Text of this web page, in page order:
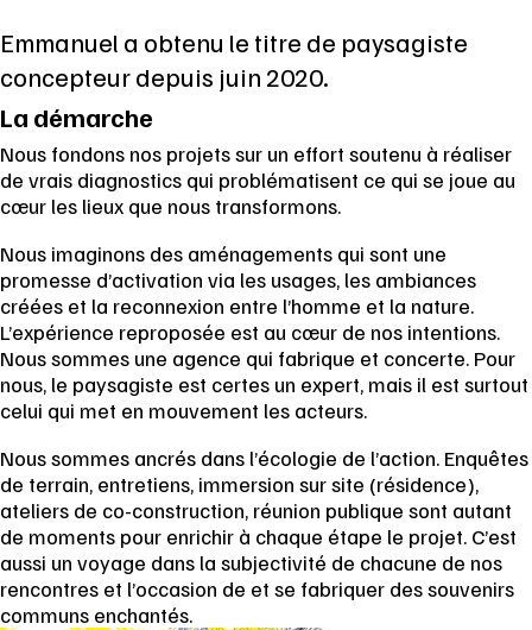
Emmanuel a obtenu le titre de paysagiste
concepteur depuis juin 2020.
La démarche
Nous fondons nos projets sur un effort soutenu à réaliser
de vrais diagnostics qui problématisent ce qui se joue au
cœur les lieux que nous transformons.
Nous imaginons des aménagements qui sont une
promesse d’activation via les usages, les ambiances
créées et la reconnexion entre l’homme et la nature.
L’expérience reproposée est au cœur de nos intentions.
Nous sommes une agence qui fabrique et concerte. Pour
nous, le paysagiste est certes un expert, mais il est surtout
celui qui met en mouvement les acteurs.
Nous sommes ancrés dans l’écologie de l’action. Enquêtes
de terrain, entretiens, immersion sur site (résidence),
ateliers de co-construction, réunion publique sont autant
de moments pour enrichir à chaque étape le projet. C’est
aussi un voyage dans la subjectivité de chacune de nos
rencontres et l’occasion de et se fabriquer des souvenirs
communs enchantés.